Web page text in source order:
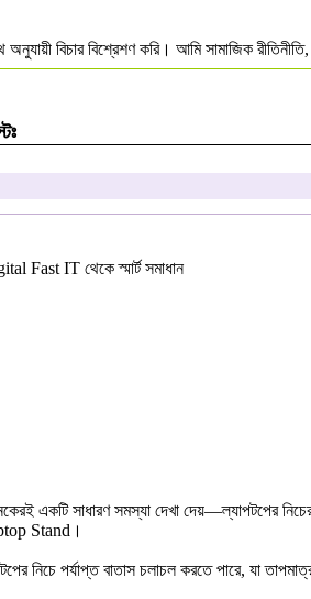
বিচার বিশ্রেশণ করি। আমি সামাজিক
Fast IT থেকে স্মার্ট সমাধান
একটি সাধারণ সমস্যা দেখা দেয়—ল্যাপটপের
Stand।
নিচে পর্যাপ্ত বাতাস চলাচল করতে পারে, যা